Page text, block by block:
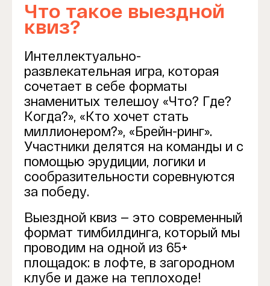
Что такое выездной
квиз?
Интеллектуально-
развлекательная игра, которая
сочетает в себе форматы
знаменитых телешоу «Что? Где?
Когда?», «Кто хочет стать
миллионером?», «Брейн-ринг».
Участники делятся на команды и с
помощью эрудиции, логики и
сообразительности соревнуются
за победу.
Выездной квиз — это современный
формат тимбилдинга, который мы
проводим на одной из 65+
площадок: в лофте, в загородном
клубе и даже на теплоходе!